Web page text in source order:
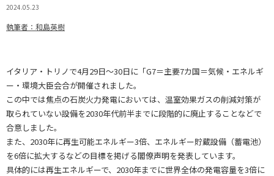
2024.05.23
執筆者：和島英樹
イタリア・トリノで4月29日～30日に「G7＝主要7カ国＝気候・エネルギ
ー・環境大臣会合が開催されました。
この中では焦点の石炭火力発電においては、温室効果ガスの削減対策が
取られていない設備を2030年代前半までに段階的に廃止することなどで
合意しました。
また、2030年に再生可能エネルギー3倍、エネルギー貯蔵設備（蓄電池）
を6倍に拡大するなどの目標を掲げる閣僚声明を発表しています。
具体的には再生エネルギーで、2030年までに世界全体の発電容量を3倍に